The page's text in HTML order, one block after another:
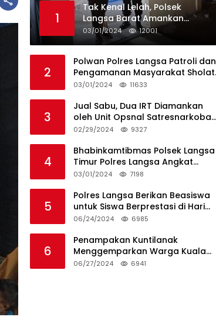
1
Tak Kenal Lelah, Polsek
Langsa Barat Amankan
Rekapitulasi Selama12 Hari di
Kecamatan Baro
03/01/2024 12001
2
Polwan Polres Langsa Patroli dan
Pengamanan Masyarakat Sholat
Jumat
03/01/2024 11633
3
Jual Sabu, Dua IRT Diamankan
oleh Unit Opsnal Satresnarkoba
Polres Langsa
02/29/2024 9327
4
Bhabinkamtibmas Polsek Langsa
Timur Polres Langsa Angkat
Kerenda Bantu Prosesi
03/01/2024 7198
5
Polres Langsa Berikan Beasiswa
untuk Siswa Berprestasi di Hari
Bhayangkara ke-78
06/24/2024 6985
6
Penampakan Kuntilanak
Menggemparkan Warga Kuala
Langsa dan Btn Sungai Pauh
06/27/2024 6941